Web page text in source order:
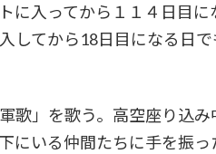
に入ってから１１４日目に
してから18日目になる日で
歌」を歌う。高空座り込み
にいる仲間たちに手を振っ